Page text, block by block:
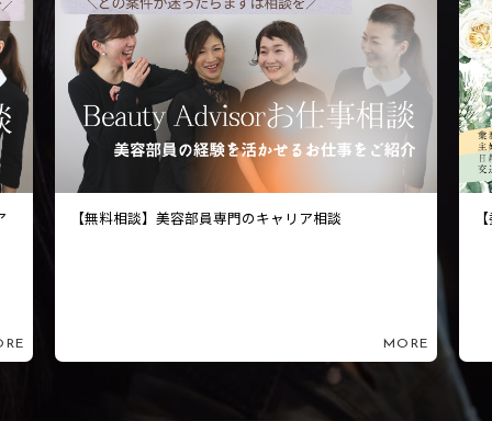
【無料相談】美容部員専門のキャリア相談
MORE